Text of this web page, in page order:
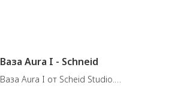
Ваза Aura I - Schneid
Ваза Aura I от Scheid Studio.